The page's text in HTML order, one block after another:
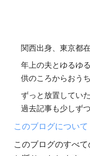
関西出身、東京都
年上の夫とゆるゆ
供のころからおう
ずっと放置してい
過去記事も少しずつ
このブログについて
このブログのすべ